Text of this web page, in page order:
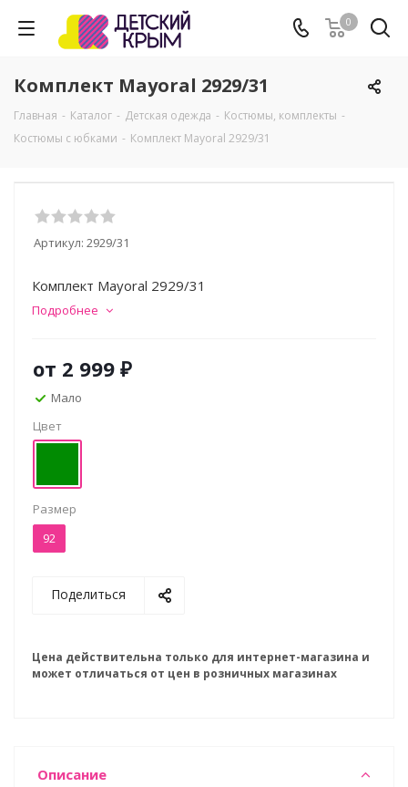
0
Комплект Mayoral 2929/31
Главная - Каталог - Детская одежда - Костюмы, комплекты -
Костюмы с юбками - Комплект Mayoral 2929/31
Артикул: 2929/31
Комплект Mayoral 2929/31
Подробнее
от 2 999 ₽
Мало
Цвет
Размер
92
Поделиться
Цена действительна только для интернет-магазина и
может отличаться от цен в розничных магазинах
Описание